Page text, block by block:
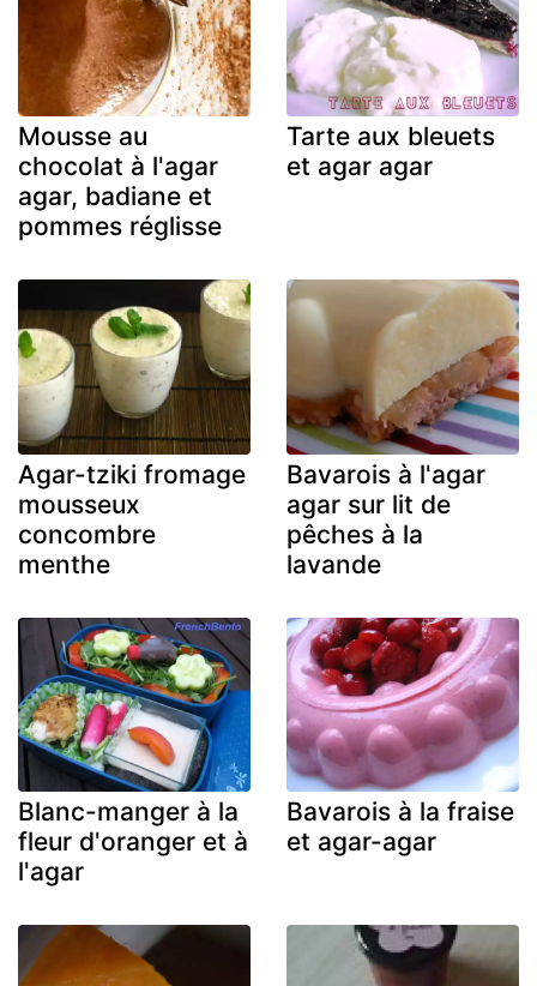
Mousse au
chocolat à l'agar
agar, badiane et
pommes réglisse
Tarte aux bleuets
et agar agar
Agar-tziki fromage
mousseux
concombre
menthe
Bavarois à l'agar
agar sur lit de
pêches à la
lavande
Blanc-manger à la
fleur d'oranger et à
l'agar
Bavarois à la fraise
et agar-agar